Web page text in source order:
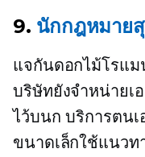
9. นักกฎหมาย
แจกันดอกไม้โรแ
บริษัทยังจำหน่ายเ
ไว้บนกบริการตนเ
ขนาดเล็กใช้แนวท